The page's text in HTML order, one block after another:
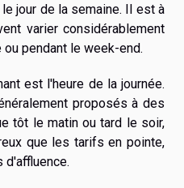
jour de la semaine. Il est à
varier considérablement
pendant le week-end.
est l'heure de la journée.
proposés à des
tôt le matin ou tard le soir,
que les tarifs en pointe,
d'affluence.